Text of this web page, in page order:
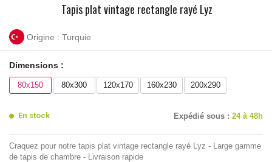
Tapis plat vintage rectangle rayé Lyz
Origine : Turquie
Dimensions :
80x150 80x300 120x170 160x230 200x290
En stock Expédié sous : 24 à 48h
Craquez pour notre tapis plat vintage rectangle rayé Lyz - Large gamme
de tapis de chambre - Livraison rapide